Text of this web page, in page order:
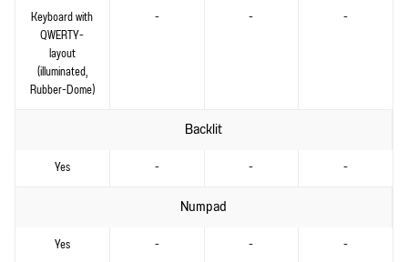
Keyboard with
QWERTY-
layout
(illuminated,
Rubber-Dome)
- - -
Backlit
Yes - - -
Numpad
Yes - - -